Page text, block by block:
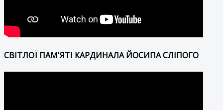
СВІТЛОЇ ПАМ'ЯТІ КАРДИНАЛА ЙОСИПА СЛІПОГО